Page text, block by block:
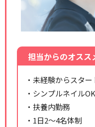
担当からのオスス
・未経験からスタ
・シンプルネイルOK
・扶養内勤務
・1日2～4名体制